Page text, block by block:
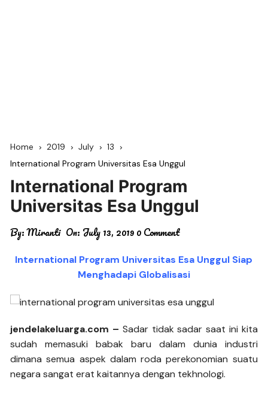
Home 2019 July
13
International Program Universitas Esa Unggul
International Program
Universitas Esa Unggul
By:Miranti On: July 13, 20190 Comment
International Program Universitas Esa Unggul Siap
Menghadapi Globalisasi
jendelakeluarga.com – Sadar tidak sadar saat ini kita
sudah memasuki babak baru dalam dunia industri
dimana semua aspek dalam roda perekonomian suatu
negara sangat erat kaitannya dengan tekhnologi.